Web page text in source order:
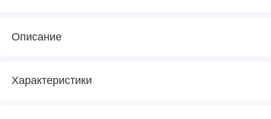
Описание
Характеристики